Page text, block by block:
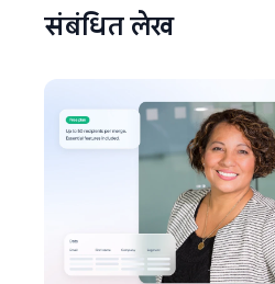
संबंधित लेख